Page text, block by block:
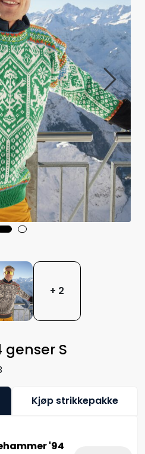
genser S
+ 2
Kjøp strikkepakke
'94